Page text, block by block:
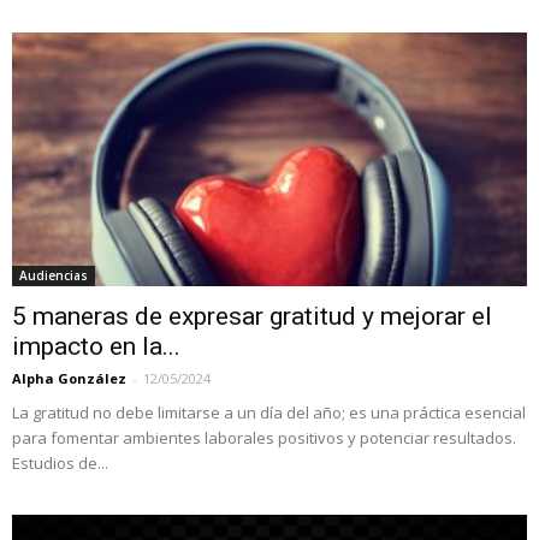
Audiencias
5 maneras de expresar gratitud y mejorar el
impacto en la...
Alpha González - 12/05/2024
La gratitud no debe limitarse a un día del año; es una práctica esencial
para fomentar ambientes laborales positivos y potenciar resultados.
Estudios de...